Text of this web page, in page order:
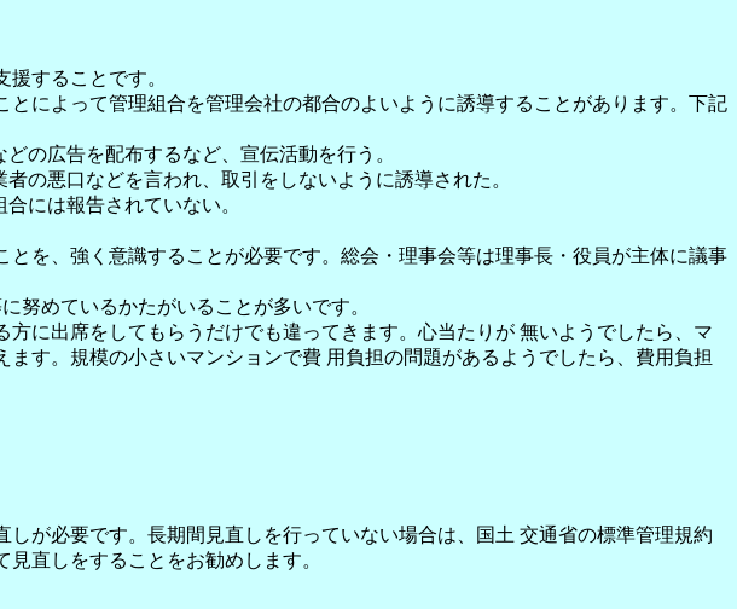
することです。
によって管理組合を管理会社の都合のよいように誘導することがあります。下記
の広告を配布するなど、宣伝活動を行う。
の悪口などを言われ、取引をしないように誘導された。
には報告されていない。
を、強く意識することが必要です。総会・理事会等は理事長・役員が主体に議事
努めているかたがいることが多いです。
に出席をしてもらうだけでも違ってきます。心当たりが 無いようでしたら、マ
す。規模の小さいマンションで費 用負担の問題があるようでしたら、費用負担
が必要です。長期間見直しを行っていない場合は、国土 交通省の標準管理規約
直しをすることをお勧めします。